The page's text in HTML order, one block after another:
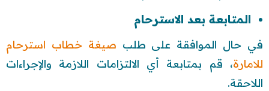
المتابعة بعد الاسترحام
في حال الموافقة على طلب صيغة خطاب استرحام
للامارة، قم بمتابعة أي الالتزامات اللازمة والإجراءات
اللاحقة.